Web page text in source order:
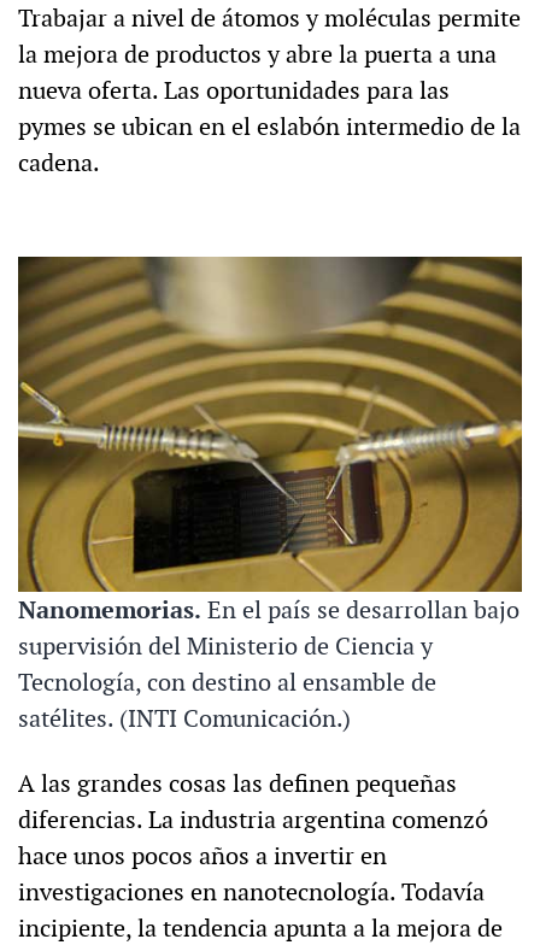
Trabajar a nivel de átomos y moléculas permite
la mejora de productos y abre la puerta a una
nueva oferta. Las oportunidades para las
pymes se ubican en el eslabón intermedio de la
cadena.
Nanomemorias. En el país se desarrollan bajo
supervisión del Ministerio de Ciencia y
Tecnología, con destino al ensamble de
satélites. (INTI Comunicación.)
A las grandes cosas las definen pequeñas
diferencias. La industria argentina comenzó
hace unos pocos años a invertir en
investigaciones en nanotecnología. Todavía
incipiente, la tendencia apunta a la mejora de